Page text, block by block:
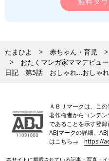
たまひよ 赤ちゃん・育児
おたくマンガ家ママデビュ
日記 第5話 おしゃれ…おしゃ
ＡＢＪマークは、こ
著作権者からコンテ
であることを示す登
ABJマークの詳細、
はこちら→https://
本サイトに掲載されている記事・写真・